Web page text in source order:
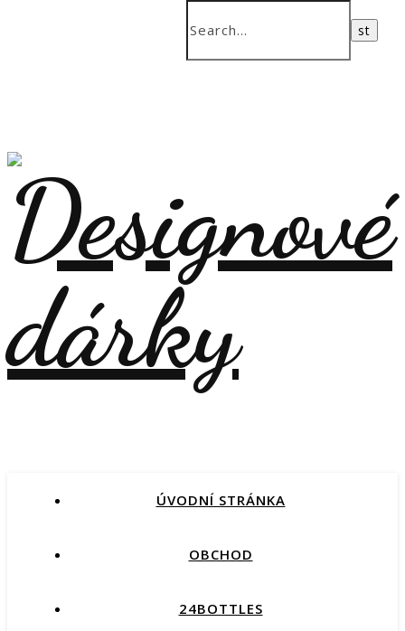
ÚVODNÍ STRÁNKA
OBCHOD
24BOTTLES